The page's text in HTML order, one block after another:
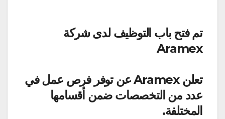
تم فتح باب التوظيف لدى شركة
Aramex
تعلن Aramex عن توفر فرص عمل في
عدد من التخصصات ضمن أقسامها
المختلفة.